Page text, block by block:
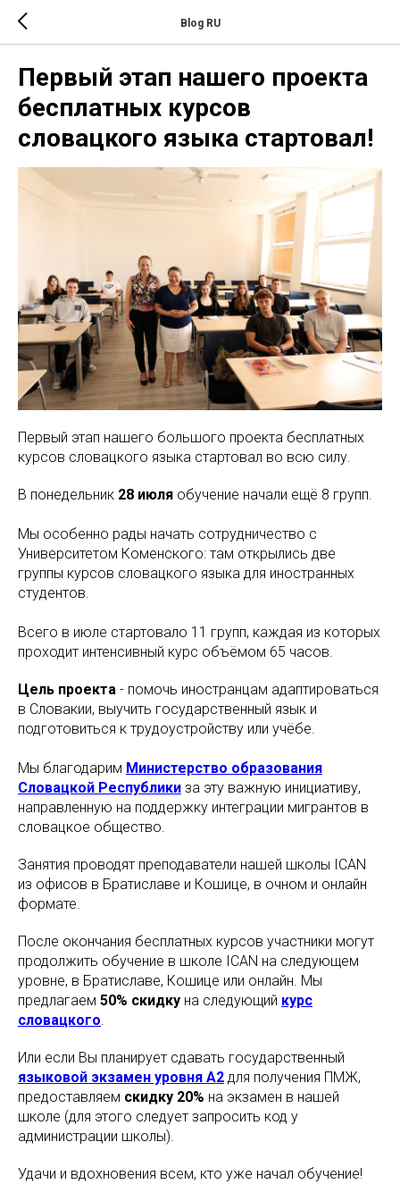
Blog RU
Первый этап нашего проекта
бесплатных курсов
словацкого языка стартовал!
Первый этап нашего большого проекта бесплатных
курсов словацкого языка стартовал во всю силу.
В понедельник 28 июля обучение начали ещё 8 групп.
Мы особенно рады начать сотрудничество с
Университетом Коменского: там открылись две
группы курсов словацкого языка для иностранных
студентов.
Всего в июле стартовало 11 групп, каждая из которых
проходит интенсивный курс объёмом 65 часов.
Цель проекта - помочь иностранцам адаптироваться
в Словакии, выучить государственный язык и
подготовиться к трудоустройству или учёбе.
Мы благодарим Министерство образования
Словацкой Республики за эту важную инициативу,
направленную на поддержку интеграции мигрантов в
словацкое общество.
Занятия проводят преподаватели нашей школы ICAN
из офисов в Братиславе и Кошице, в очном и онлайн
формате.
После окончания бесплатных курсов участники могут
продолжить обучение в школе ICAN на следующем
уровне, в Братиславе, Кошице или онлайн. Мы
предлагаем 50% скидку на следующий курс
словацкого.
Или если Вы планирует сдавать государственный
языковой экзамен уровня A2 для получения ПМЖ,
предоставляем скидку 20% на экзамен в нашей
школе (для этого следует запросить код у
администрации школы).
Удачи и вдохновения всем, кто уже начал обучение!